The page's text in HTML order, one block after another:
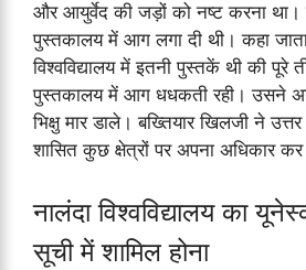
और आयुर्वेद की जड़ों को नष्ट करना
पुस्तकालय में आग लगा दी थी। कहा
विश्वविद्यालय में इतनी पुस्तकें थी की पूरे
पुस्तकालय में आग धधकती रही। उसने
भिक्षु मार डाले। बख्तियार खिलजी ने उत्तर
शासित कुछ क्षेत्रों पर अपना अधिकार कर
नालंदा विश्वविद्यालय का
सूची में शामिल होना